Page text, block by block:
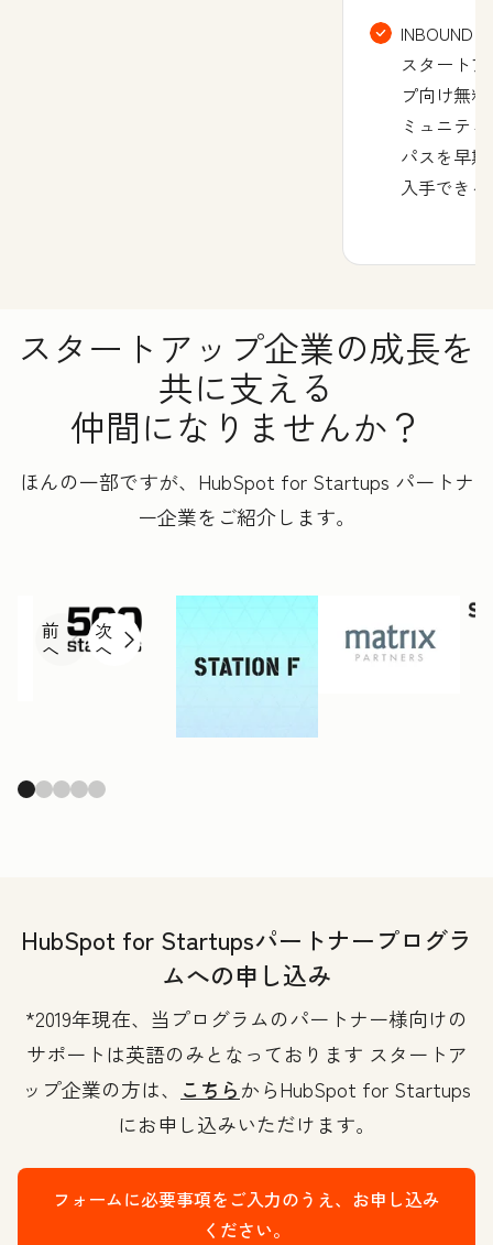
INBOUNDの
スタート
プ向け無
ミュニテ
パスを早
入手できる
スタートアップ企業の成長を
共に支える
仲間になりませんか？
ほんの一部ですが、HubSpot for Startups パートナ
ー企業をご紹介します。
前
へ
次
へ
HubSpot for Startupsパートナープログラ
ムへの申し込み
*2019年現在、当プログラムのパートナー様向けの
サポートは英語のみとなっております スタートア
ップ企業の方は、 こちらからHubSpot for Startups
にお申し込みいただけます。
フォームに必要事項をご入力のうえ、お申し込み
ください。